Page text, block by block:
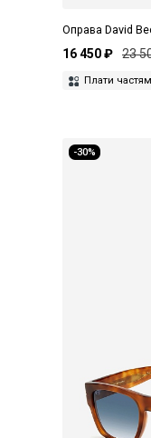
Оправа David
16 450 ₽ 23
Плати
-30%